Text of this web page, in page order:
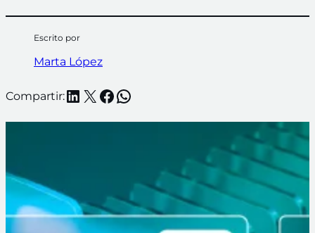
Escrito por
Marta López
Compartir:LinkedIn
X Facebook
WhatsApp